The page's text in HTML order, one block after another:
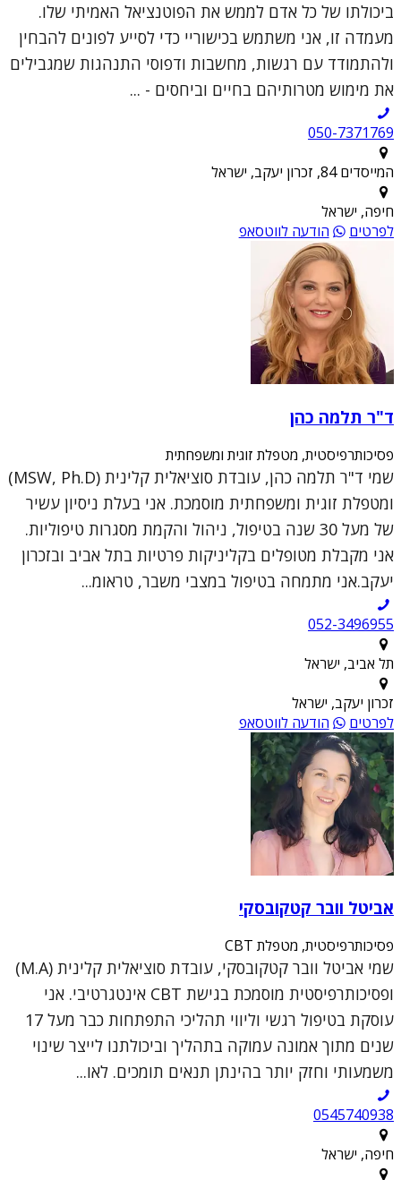
ביכולתו של כל אדם לממש את הפוטנציאל האמיתי שלו.
מעמדה זו, אני משתמש בכישוריי כדי לסייע לפונים להבחין
ולהתמודד עם רגשות, מחשבות ודפוסי התנהגות שמגבילים
את מימוש מטרותיהם בחיים וביחסים - ...
050-7371769
המייסדים 84, זכרון יעקב, ישראל
חיפה, ישראל
לפרטים
הודעה לווטסאפ
ד"ר תלמה כהן
פסיכותרפיסטית, מטפלת זוגית ומשפחתית
שמי ד"ר תלמה כהן, עובדת סוציאלית קלינית (MSW, Ph.D)
ומטפלת זוגית ומשפחתית מוסמכת. אני בעלת ניסיון עשיר
של מעל 30 שנה בטיפול, ניהול והקמת מסגרות טיפוליות.
אני מקבלת מטופלים בקליניקות פרטיות בתל אביב ובזכרון
יעקב.אני מתמחה בטיפול במצבי משבר, טראומ...
052-3496955
תל אביב, ישראל
זכרון יעקב, ישראל
לפרטים
הודעה לווטסאפ
אביטל וובר קטקובסקי
פסיכותרפיסטית, מטפלת CBT
שמי אביטל וובר קטקובסקי, עובדת סוציאלית קלינית (M.A)
ופסיכותרפיסטית מוסמכת בגישת CBT אינטגרטיבי. אני
עוסקת בטיפול רגשי וליווי תהליכי התפתחות כבר מעל 17
שנים מתוך אמונה עמוקה בתהליך וביכולתנו לייצר שינוי
משמעותי וחזק יותר בהינתן תנאים תומכים. לאו...
0545740938
חיפה, ישראל